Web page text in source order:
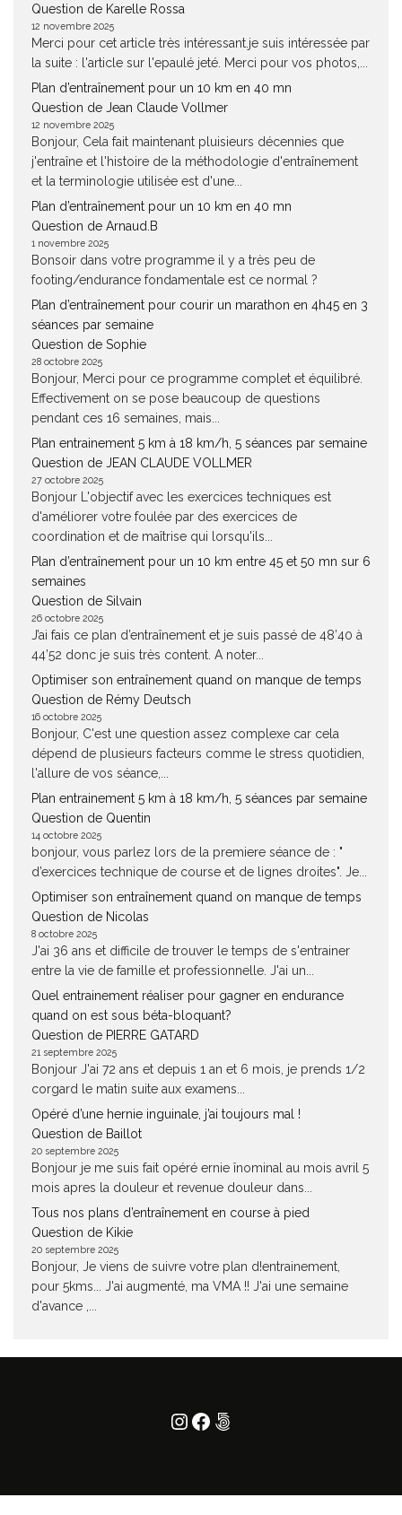
Question de Karelle Rossa
12 novembre 2025
Merci pour cet article très intéressant.je suis intéressée par
la suite : l'article sur l'epaulé jeté. Merci pour vos photos,...
Plan d’entraînement pour un 10 km en 40 mn
Question de Jean Claude Vollmer
12 novembre 2025
Bonjour, Cela fait maintenant pluisieurs décennies que
j'entraîne et l'histoire de la méthodologie d'entraînement
et la terminologie utilisée est d'une...
Plan d’entraînement pour un 10 km en 40 mn
Question de Arnaud.B
1 novembre 2025
Bonsoir dans votre programme il y a très peu de
footing/endurance fondamentale est ce normal ?
Plan d’entraînement pour courir un marathon en 4h45 en 3
séances par semaine
Question de Sophie
28 octobre 2025
Bonjour, Merci pour ce programme complet et équilibré.
Effectivement on se pose beaucoup de questions
pendant ces 16 semaines, mais...
Plan entrainement 5 km à 18 km/h, 5 séances par semaine
Question de JEAN CLAUDE VOLLMER
27 octobre 2025
Bonjour L'objectif avec les exercices techniques est
d'améliorer votre foulée par des exercices de
coordination et de maîtrise qui lorsqu'ils...
Plan d’entraînement pour un 10 km entre 45 et 50 mn sur 6
semaines
Question de Silvain
26 octobre 2025
J’ai fais ce plan d’entraînement et je suis passé de 48’40 à
44’52 donc je suis très content. A noter...
Optimiser son entraînement quand on manque de temps
Question de Rémy Deutsch
16 octobre 2025
Bonjour, C'est une question assez complexe car cela
dépend de plusieurs facteurs comme le stress quotidien,
l'allure de vos séance,...
Plan entrainement 5 km à 18 km/h, 5 séances par semaine
Question de Quentin
14 octobre 2025
bonjour, vous parlez lors de la premiere séance de : "
d’exercices technique de course et de lignes droites". Je...
Optimiser son entraînement quand on manque de temps
Question de Nicolas
8 octobre 2025
J'ai 36 ans et difficile de trouver le temps de s'entrainer
entre la vie de famille et professionnelle. J'ai un...
Quel entrainement réaliser pour gagner en endurance
quand on est sous béta-bloquant?
Question de PIERRE GATARD
21 septembre 2025
Bonjour J'ai 72 ans et depuis 1 an et 6 mois, je prends 1/2
corgard le matin suite aux examens...
Opéré d’une hernie inguinale, j’ai toujours mal !
Question de Baillot
20 septembre 2025
Bonjour je me suis fait opéré ernie înominal au mois avril 5
mois apres la douleur et revenue douleur dans...
Tous nos plans d’entraînement en course à pied
Question de Kikie
20 septembre 2025
Bonjour, Je viens de suivre votre plan d!entrainement,
pour 5kms... J'ai augmenté, ma VMA !! J'ai une semaine
d'avance ,...
Instagram
Facebook
500px